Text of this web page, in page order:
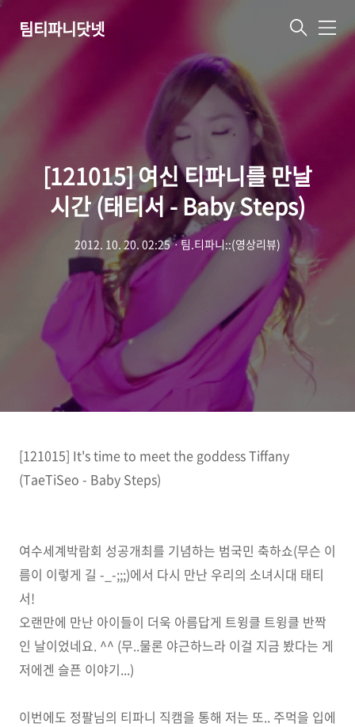
팀티파니닷넷 메
뉴
[121015] 여신 티파니를 만날
시간 (태티서 - Baby Steps)
2012. 10. 20. 02:25ㆍ팀.티파니::(영상리뷰)
[121015] It's time to meet the goddess Tiffany
(TaeTiSeo - Baby Steps)
여수세계박람회 성공개최를 기념하는 범국민 축하쇼(무슨 이
름이 이렇게 길 -_-;;;)에서 다시 만난 우리의 소녀시대 태티
서!
오랜만에 만난 아이들이 더욱 아름답게 트윙클 트윙클 반짝
인 날이었네요. ^^ (무..물론 야근하느라 이걸 지금 봤다는 게
저에겐 슬픈 이야기...)
이번에도 정팔님의 티파니 직캠을 통해 저는 또.. 주먹을 입에